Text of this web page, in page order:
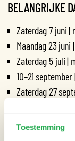
Toestemming
BELANGRIJKE
Zaterdag 7 juni |
Maandag 23
Zaterdag 5 juli |
10–21
Zaterdag 27
Locatie: